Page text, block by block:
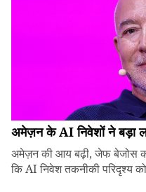
अमेज़न के AI निवेशों ने बड़ा
अमेज़न की आय बढ़ी, जेफ बेजोस
कि AI निवेश तकनीकी परिदृश्य